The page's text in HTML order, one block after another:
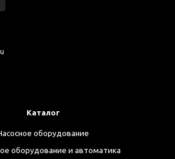
Каталог
оборудование
оборудование и автоматика